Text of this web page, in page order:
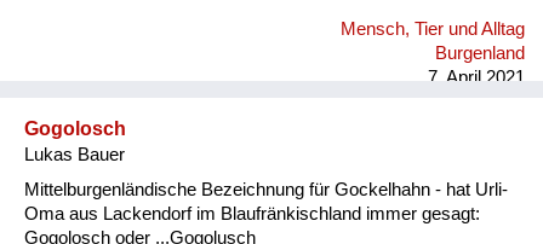
Mensch, Tier und Alltag
Burgenland
7. April 2021
Gogolosch
Lukas Bauer
Mittelburgenländische Bezeichnung für Gockelhahn - hat Urli-
Oma aus Lackendorf im Blaufränkischland immer gesagt:
Gogolosch oder ...Gogolusch